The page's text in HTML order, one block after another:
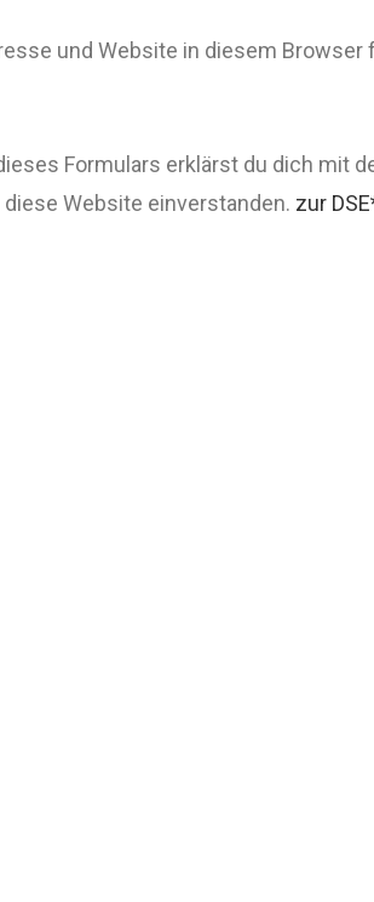
und Website in diesem
Formulars erklärst du dich mit
Website einverstanden. zur